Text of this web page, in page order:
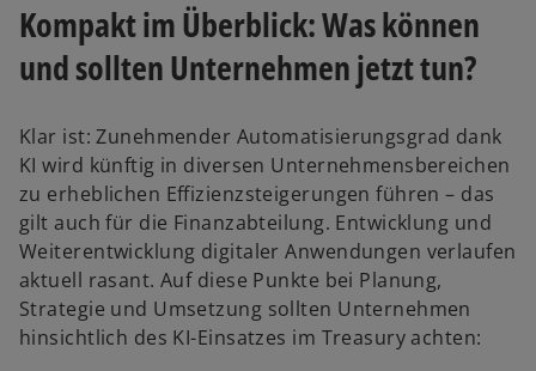
Kompakt im Überblick: Was können
und sollten Unternehmen jetzt tun?
Klar ist: Zunehmender Automatisierungsgrad dank
KI wird künftig in diversen Unternehmensbereichen
zu erheblichen Effizienzsteigerungen führen – das
gilt auch für die Finanzabteilung. Entwicklung und
Weiterentwicklung digitaler Anwendungen verlaufen
aktuell rasant. Auf diese Punkte bei Planung,
Strategie und Umsetzung sollten Unternehmen
hinsichtlich des KI-Einsatzes im Treasury achten: